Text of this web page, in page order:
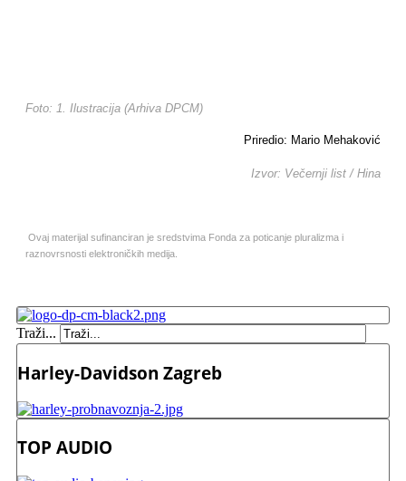
Foto: 1. Ilustracija (Arhiva DPCM)
Priredio: Mario Mehaković
Izvor: Večernji list / Hina
Ovaj materijal sufinanciran je sredstvima Fonda za poticanje pluralizma i
raznovrsnosti elektroničkih medija.
Traži...
Harley-Davidson Zagreb
TOP AUDIO